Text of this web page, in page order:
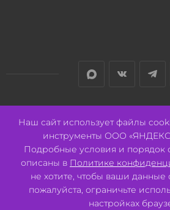
2026 © ООО "СВК"/ 656064 г. Барнаул,
ИНН 2221130516 ОГРН
Pulse - сеть магазинов
Разработано:
Наш сайт использует файлы
инструменты ООО
Подробные условия и порядок
описаны в Политике
не хотите, чтобы ваши данные
пожалуйста, ограничьте
настройках